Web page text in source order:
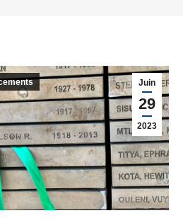
Juin
29
2023